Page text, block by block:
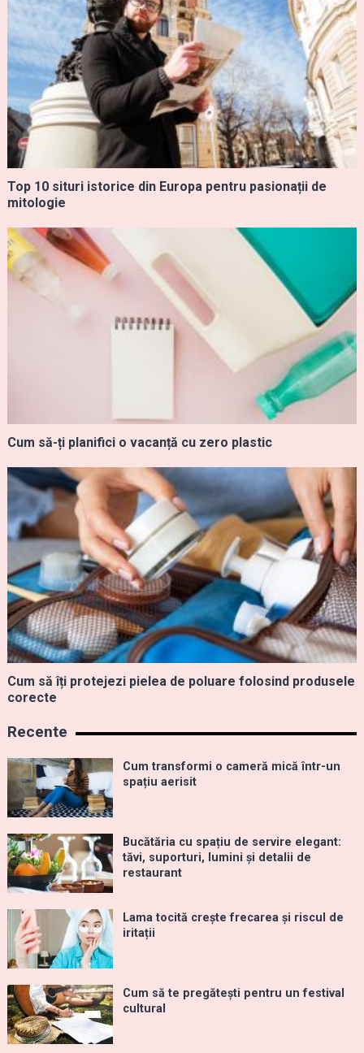
Top 10 situri istorice din Europa pentru pasionații de
mitologie
Cum să-ți planifici o vacanță cu zero plastic
Cum să îți protejezi pielea de poluare folosind produsele
corecte
Recente
Cum transformi o cameră mică într-un
spațiu aerisit
Bucătăria cu spațiu de servire elegant:
tăvi, suporturi, lumini și detalii de
restaurant
Lama tocită crește frecarea și riscul de
iritații
Cum să te pregătești pentru un festival
cultural